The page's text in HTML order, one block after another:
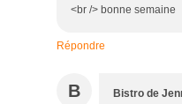
<br /> bonne semaine
Répondre
B Bistro de